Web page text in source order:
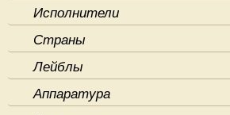
Исполнители
Страны
Лейблы
Аппаратура